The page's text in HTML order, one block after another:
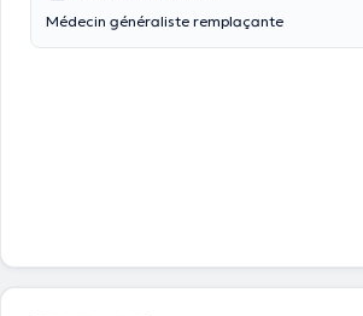
Médecin généraliste remplaçante